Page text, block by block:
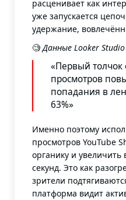
расценивает как
уже запускается
удержание,
🧐Данные Looker
«Первый толчок
просмотров
попадания в
63%»
Именно поэтому
просмотров YouTube
органику и
секунд. Это как
зрители
платформа видит